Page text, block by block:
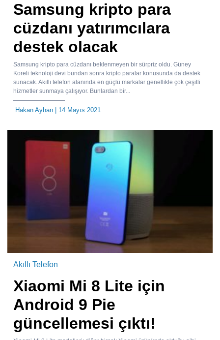
Samsung kripto para
cüzdanı yatırımcılara
destek olacak
Samsung kripto para cüzdanı beklenmeyen bir sürpriz oldu. Güney
Koreli teknoloji devi bundan sonra kripto paralar konusunda da destek
sunacak. Akıllı telefon alanında en güçlü markalar genellikle çok çeşitli
hizmetler sunmaya çalışıyor. Bunlardan bir...
Hakan Ayhan | 14 Mayıs 2021
Akıllı Telefon
Xiaomi Mi 8 Lite için
Android 9 Pie
güncellemesi çıktı!